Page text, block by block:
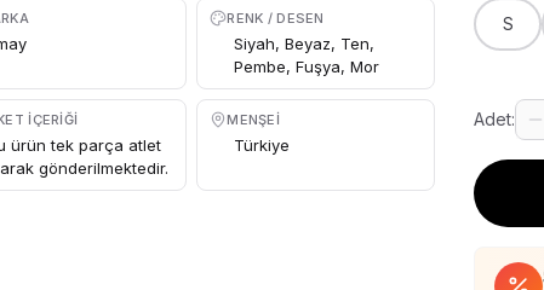
RENK / DESEN
Siyah, Beyaz, Ten,
Pembe, Fuşya, Mor
İÇERIĞI
ürün tek parça atlet
gönderilmektedir.
MENŞEI
Türkiye
S
Adet: